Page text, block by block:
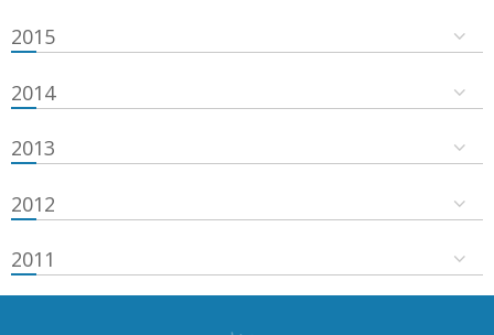
2015
2014
2013
2012
2011